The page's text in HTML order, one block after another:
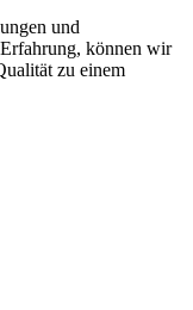
und
können wir
zu einem